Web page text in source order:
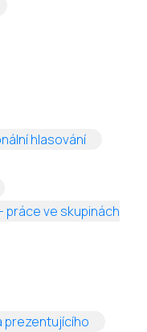
in a new tab)
hlasování(opens in
in a new tab)
práce ve skupinách
prezentujícího